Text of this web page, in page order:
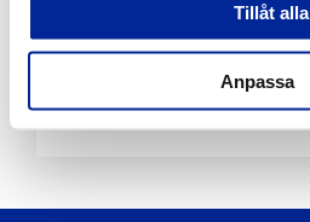
Tillåt alla
Anpassa
REKO – Rejäl konsumtion
4.8.2026 | Nyheter